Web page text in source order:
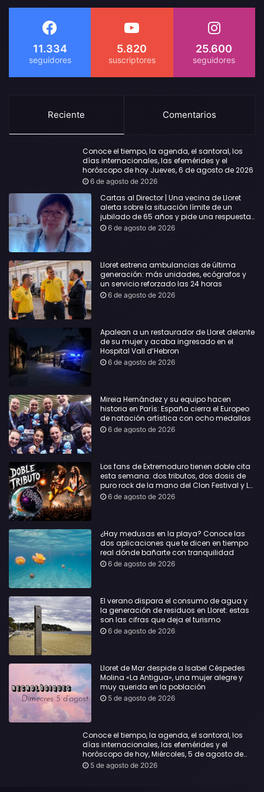
11.334 5.820 25.600
Reciente Comentarios
Conoce el tiempo, la agenda, el santoral, los
días internacionales, las efemérides y el
horóscopo de hoy Jueves, 6 de agosto de 2026
6 de agosto de 2026
Cartas al Director | Una vecina de Lloret
alerta sobre la situación límite de un
jubilado de 65 años y pide una respuesta
urgente
6 de agosto de 2026
Lloret estrena ambulancias de última
generación: más unidades, ecógrafos y
un servicio reforzado las 24 horas
6 de agosto de 2026
Apalean a un restaurador de Lloret delante
de su mujer y acaba ingresado en el
Hospital Vall d’Hebron
6 de agosto de 2026
Mireia Hernández y su equipo hacen
historia en París: España cierra el Europeo
de natación artística con ocho medallas
6 de agosto de 2026
Los fans de Extremoduro tienen doble cita
esta semana: dos tributos, dos dosis de
puro rock de la mano del Clon Festival y La
Jarana
6 de agosto de 2026
¿Hay medusas en la playa? Conoce las
dos aplicaciones que te dicen en tiempo
real dónde bañarte con tranquilidad
6 de agosto de 2026
El verano dispara el consumo de agua y
la generación de residuos en Lloret: estas
son las cifras que deja el turismo
6 de agosto de 2026
Lloret de Mar despide a Isabel Céspedes
Molina «La Antigua», una mujer alegre y
muy querida en la población
5 de agosto de 2026
Conoce el tiempo, la agenda, el santoral, los
días internacionales, las efemérides y el
horóscopo de hoy, Miércoles, 5 de agosto de
2026:
5 de agosto de 2026